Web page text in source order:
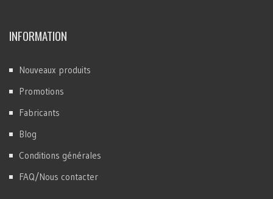
INFORMATION
Nouveaux produits
Promotions
Fabricants
Blog
Conditions générales
FAQ/Nous contacter